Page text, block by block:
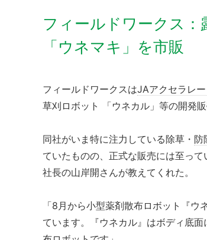
フィールドワークス：
「ウネマキ」を市販
フィールドワークスはJAアクセラレ
草刈ロボット 「ウネカル」等の開発
同社がいま特に注力している除草・ 防
ていたものの、正式な販売には至っ
社長の山岸開さんが教えてくれた。
「8月から小型薬剤散布ロボット『
ています。『ウネカル』はボディ底